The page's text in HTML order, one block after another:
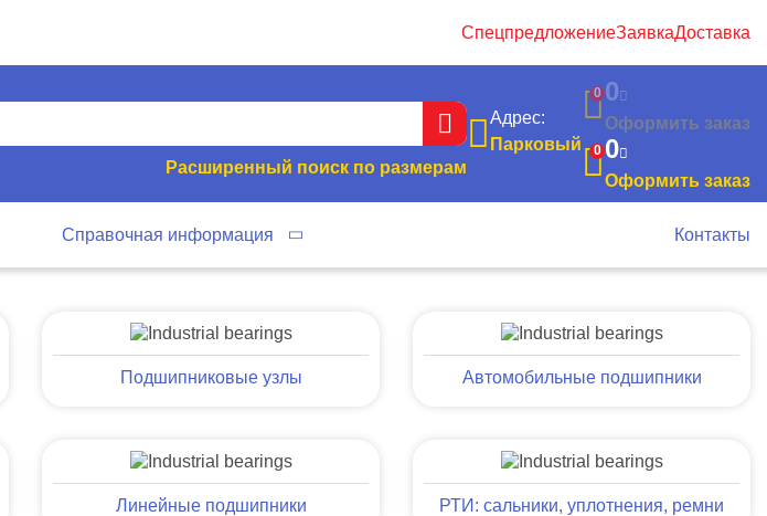
СпецпредложениеЗаявкаДоставка
Расширенный поиск по размерам
Адрес:
Парковый
0 0
Оформить заказ
0 0
Оформить заказ
Справочная информация Контакты
Подшипниковые узлы Автомобильные подшипники
Линейные подшипники РТИ: сальники, уплотнения, ремни